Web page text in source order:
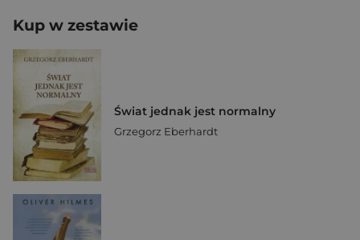
Kup w zestawie
Świat jednak jest normalny
Grzegorz Eberhardt